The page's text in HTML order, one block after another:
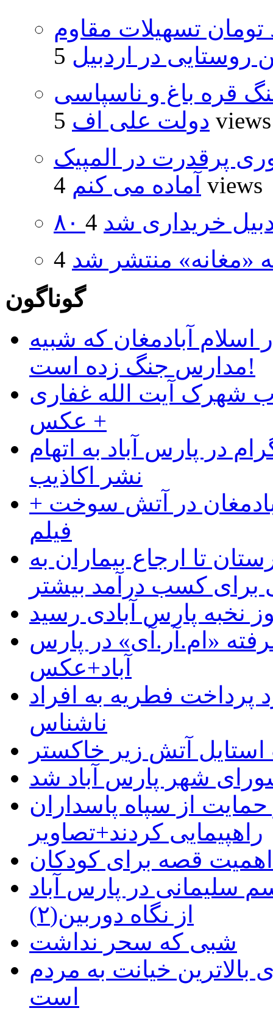
و ۴۸۰ میلیارد تومان تسهیلات مقاوم
در اردبیل
قره باغ و ناسپاسی
دولت علی اف 5 views
پرقدرت در المپیک
آماده می کنم 4 views
خریداری شد
«مغانه» منتشر شد
گوناگون
آبادمغان که شبیه
مدارس جنگ زده است!
شهرک آیت الله غفاری
+ عکس
در پارس آباد به اتهام
نشر اکاذیب
در آتش سوخت +
فیلم
تا ارجاع بیماران به
کسب درآمد بیشتر
نخبه پارس آبادی رسید
«ام.آر.آی» در پارس
آباد+عکس
پرداخت فطریه به افراد
ناشناس
آتش زیر خاکستر
شهر پارس آباد شد
از سپاه پاسداران
راهپیمایی کردند+تصاویر
سلیمانی در پارس آباد
از نگاه دوربین(۲)
شبی که سحر نداشت
خیانت به مردم
است